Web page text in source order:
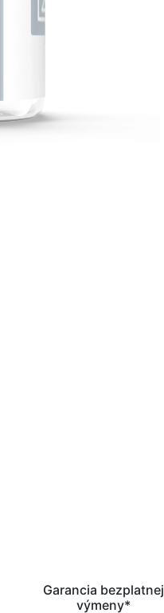
Garancia bezplatnej
výmeny*